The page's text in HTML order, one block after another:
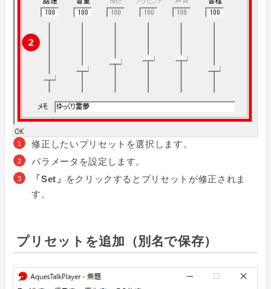
修正したいプリセットを選択します。
パラメータを設定します。
「Set」
をクリックするとプリセットが修正されま
す。
プリセットを追加（別名で保存）